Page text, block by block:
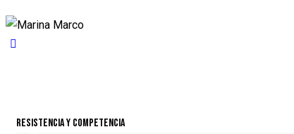
Resistencia y Competencia